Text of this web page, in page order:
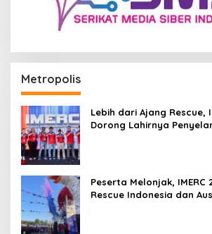
Metropolis
Lebih dari Ajang Rescue,
Dorong Lahirnya
Peserta Melonjak, IMERC
Rescue Indonesia dan